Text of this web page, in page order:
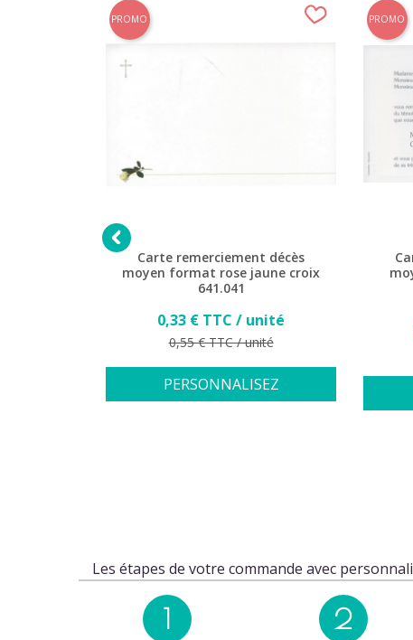

Carte remerciement décès
moyen format rose jaune croix
641.041
Prix
0,33 € TTC / unité
Prix de base
0,55 € TTC / unité
PERSONNALISEZ
PROMO PROMO
Les étapes de votre commande avec
1 2